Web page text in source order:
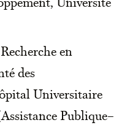
en
des
Universitaire
Publique–